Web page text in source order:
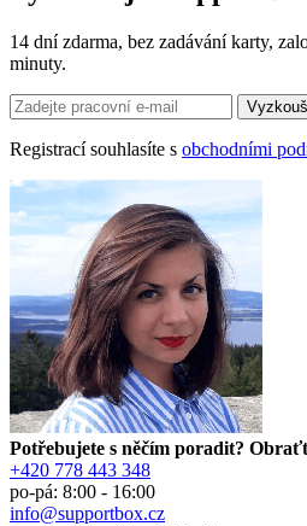
14 dní zdarma, bez zadávání karty,
minuty.
Registrací souhlasíte s obchodními
Potřebujete s něčím poradit?
+420 778 443 348
po-pá: 8:00 - 16:00
info@supportbox.cz